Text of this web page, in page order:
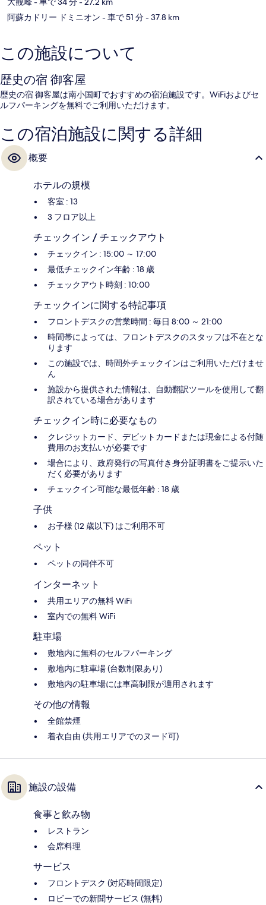
阿蘇カドリー ドミニオン - 車で 51 分- 37.8 km
この施設について
歴史の宿 御客屋
歴史の宿 御客屋は南小国町でおすすめの宿泊施設です。WiFiおよびセ
ルフパーキングを無料でご利用いただけます。
この宿泊施設に関する詳細
概要
ホテルの規模
客室 : 13
3 フロア以上
チェックイン / チェックアウト
チェックイン : 15:00 ～ 17:00
最低チェックイン年齢 : 18 歳
チェックアウト時刻 : 10:00
チェックインに関する特記事項
フロントデスクの営業時間 : 毎日 8:00 ～ 21:00
時間帯によっては、フロントデスクのスタッフは不在とな
ります
この施設では、時間外チェックインはご利用いただけませ
ん
施設から提供された情報は、自動翻訳ツールを使用して翻
訳されている場合があります
チェックイン時に必要なもの
クレジットカード、デビットカードまたは現金による付随
費用のお支払いが必要です
場合により、政府発行の写真付き身分証明書をご提示いた
だく必要があります
チェックイン可能な最低年齢 : 18 歳
子供
お子様 (12 歳以下) はご利用不可
ペット
ペットの同伴不可
インターネット
共用エリアの無料 WiFi
室内での無料 WiFi
駐車場
敷地内に無料のセルフパーキング
敷地内に駐車場 (台数制限あり)
敷地内の駐車場には車高制限が適用されます
その他の情報
全館禁煙
着衣自由 (共用エリアでのヌード可)
施設の設備
食事と飲み物
レストラン
会席料理
サービス
フロントデスク (対応時間限定)
ロビーでの新聞サービス (無料)